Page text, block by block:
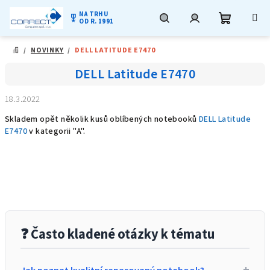
military_tech NA TRHU
OD R. 1991
DOMŮ
/ NOVINKY / DELL LATITUDE E7470
DELL Latitude E7470
18.3.2022
Skladem opět několik kusů oblíbených notebooků DELL Latitude
E7470v kategorii "A".
❓ Často kladené otázky k tématu